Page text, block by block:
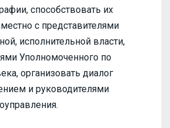
способствовать их
с представителями
исполнительной власти,
Уполномоченного по
организовать диалог
и руководителями